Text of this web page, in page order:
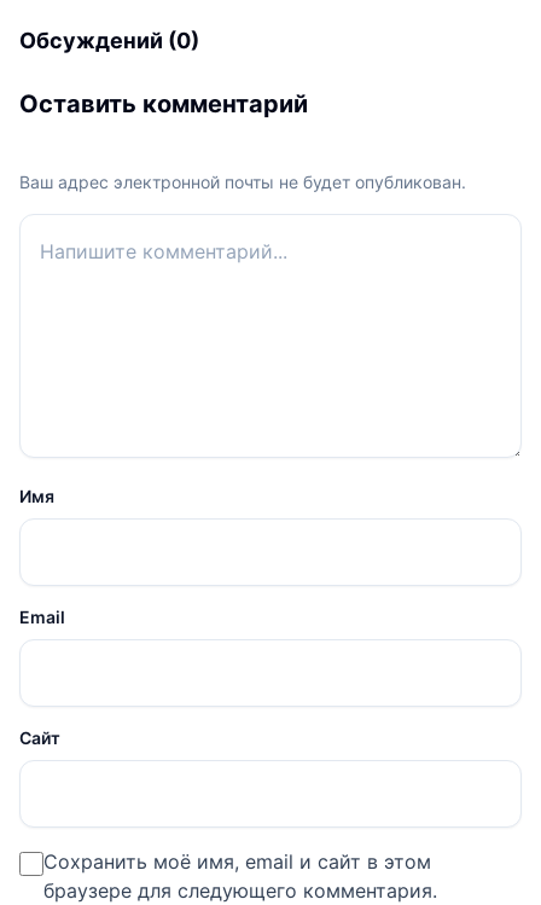
Обсуждений (0)
Оставить комментарий
Ваш адрес электронной почты не будет опубликован.
Ваш комментарий
Имя
Email
Сайт
Сохранить моё имя, email и сайт в этом
браузере для следующего комментария.